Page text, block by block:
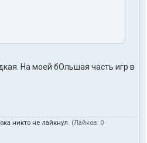
На моей бОльшая часть игр в
никто не лайкнул. (Лайков: 0 ·